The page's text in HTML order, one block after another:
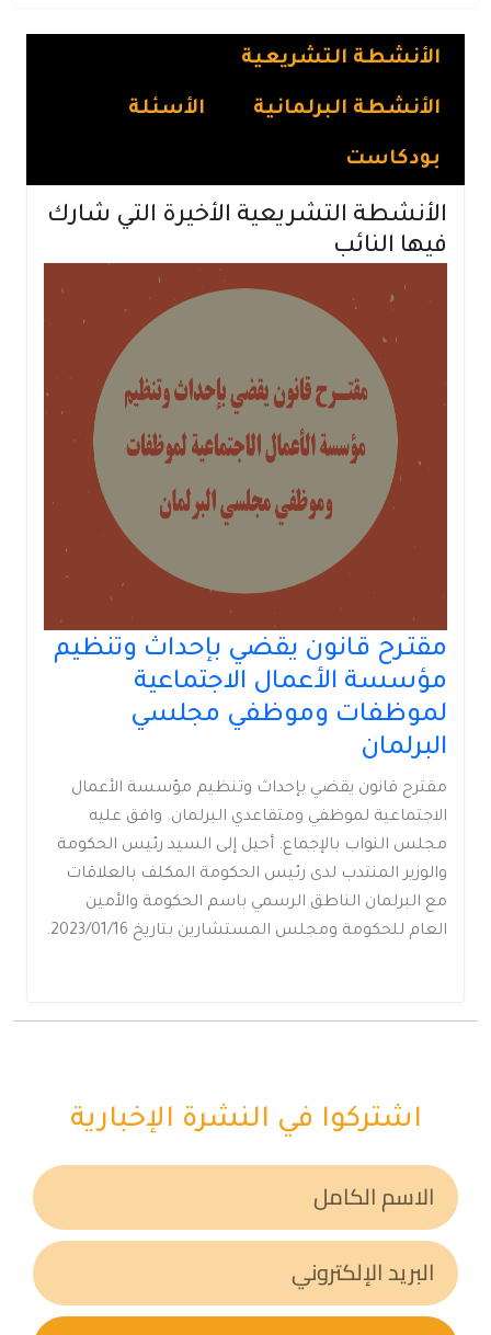
الأنشطة التشريعية
الأنشطة البرلمانية الأسئلة
بودكاست
الأنشطة التشريعية الأخيرة التي شارك
فيها النائب
مقتـرح قانون يقضي بإحداث وتنظيم
مؤسسة الأعمال الاجتماعية
لموظفات وموظفي مجلسي
البرلمان
مقترح قانون يقضي بإحداث وتنظيم مؤسسة الأعمال
الاجتماعية لموظفي ومتقاعدي البرلمان. وافق عليه
مجلس النواب بالإجماع. أحيل إلى السيد رئيس الحكومة
والوزير المنتدب لدى رئيس الحكومة المكلف بالعلاقات
مع البرلمان الناطق الرسمي باسم الحكومة والأمين
العام للحكومة ومجلس المستشارين بتاريخ 2023/01/16.
اشتركوا في النشرة الإخبارية